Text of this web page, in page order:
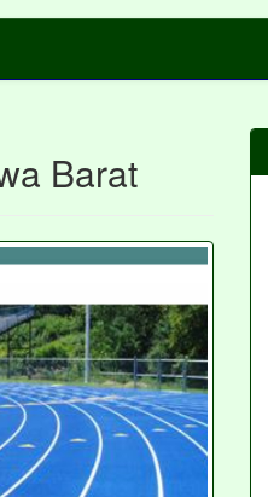
Barat